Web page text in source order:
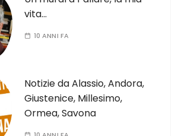
vita…
10 ANNI FA
Notizie da Alassio, Andora,
Giustenice, Millesimo,
Ormea, Savona